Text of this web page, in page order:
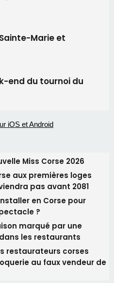
à Cruculi le
organise une
Marie et
end du tournoi du
Miss Corse 2026